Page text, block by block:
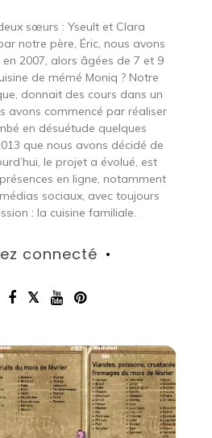
sœurs : Yseult et Clara
notre père, Éric, nous avons
2007, alors âgées de 7 et 9
de mémé Moniq ? Notre
donnait des cours dans un
avons commencé par réaliser
en désuétude quelques
que nous avons décidé de
le projet a évolué, est
en ligne, notamment
sociaux, avec toujours
: la cuisine familiale.
connecté